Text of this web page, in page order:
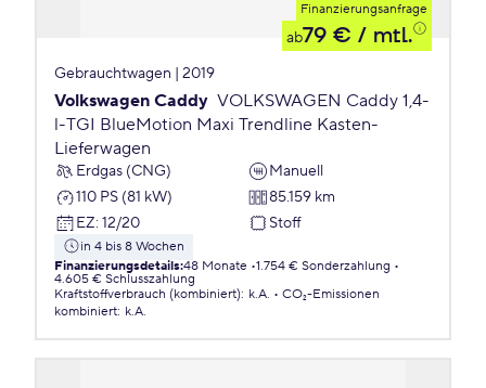
Finanzierungsanfrage
ab79 € / mtl.
Gebrauchtwagen | 2019
Volkswagen Caddy VOLKSWAGEN Caddy 1,4-
l-TGI BlueMotion Maxi Trendline Kasten-
Lieferwagen
Erdgas (CNG)
Manuell
110 PS (81 kW)
85.159 km
EZ: 12/20 Stoff
in 4 bis 8 Wochen
Finanzierungsdetails:48 Monate 1.754 € Sonderzahlung
4.605 € Schlusszahlung
Kraftstoffverbrauch (kombiniert): k.A.
CO₂-Emissionen
kombiniert: k.A.